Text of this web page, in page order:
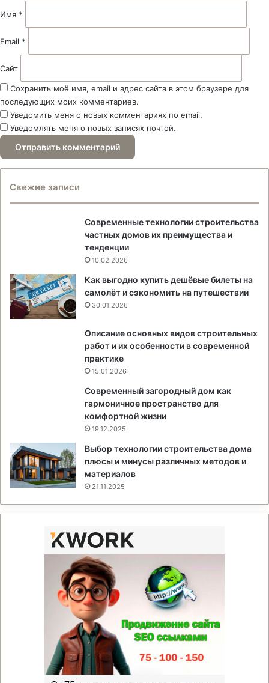
й
Имя *
Email *
Сайт
Сохранить моё имя, email и адрес сайта в этом браузере для
последующих моих комментариев.
Уведомить меня о новых комментариях по email.
Уведомлять меня о новых записях почтой.
Свежие записи
Современные технологии строительства
частных домов их преимущества и
тенденции
10.02.2026
Как выгодно купить дешёвые билеты на
самолёт и сэкономить на путешествии
30.01.2026
Описание основных видов строительных
работ и их особенности в современной
практике
15.01.2026
Современный загородный дом как
гармоничное пространство для
комфортной жизни
19.12.2025
Выбор технологии строительства дома
плюсы и минусы различных методов и
материалов
21.11.2025